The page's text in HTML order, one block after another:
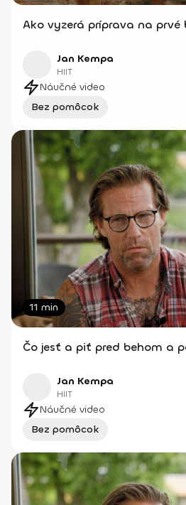
Ako vyzerá príprava na prvé
Jan Kempa
HIIT
Náučné video
Bez pomôcok
11 min
Čo jesť a piť pred behom a
Jan Kempa
HIIT
Náučné video
Bez pomôcok